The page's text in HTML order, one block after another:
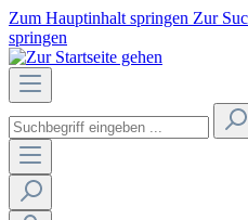
Zum Hauptinhalt springen Zur
springen